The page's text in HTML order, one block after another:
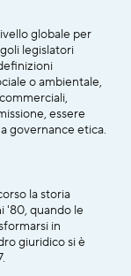
globale per
legislatori
o ambientale,
essere
governance etica.
la storia
'80, quando le
in
giuridico si è